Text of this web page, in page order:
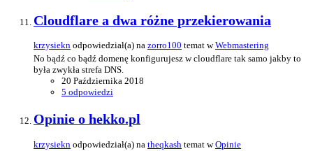
Cloudflare a dwa różne przekierowania
krzysiekn odpowiedział(a) na zorro100 temat wWebmastering
No bądź co bądź domenę konfigurujesz w cloudflare tak samo jakby to
była zwykła strefa DNS.
20 Października 2018
5 odpowiedzi
Opinie o hekko.pl
krzysiekn odpowiedział(a) na theqkash temat wOpinie